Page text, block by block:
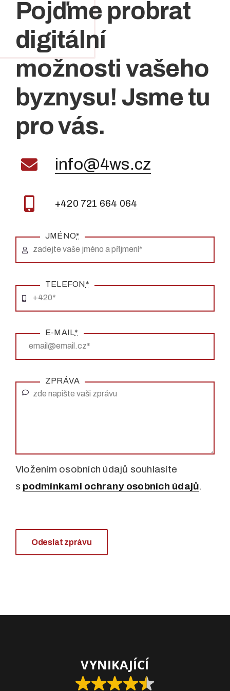
Pojďme probrat
digitální
možnosti vašeho
byznysu! Jsme tu
pro vás.
info@4ws.cz
+420 721 664 064
JMÉNO*
TELEFON*
E-MAIL*
ZPRÁVA
Vložením osobních údajů souhlasíte
s podmínkami ochrany osobních údajů.
Odeslat zprávu
VYNIKAJÍCÍ